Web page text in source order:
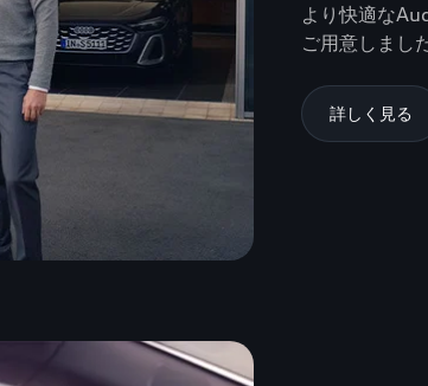
より快適な
ご用意しました
詳しく見る